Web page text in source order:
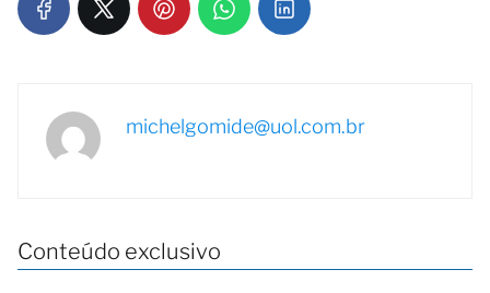
michelgomide@uol.com.br
Conteúdo exclusivo